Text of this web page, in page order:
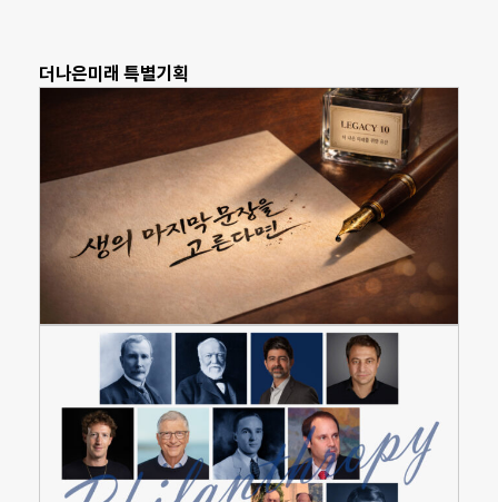
더나은미래 특별기획